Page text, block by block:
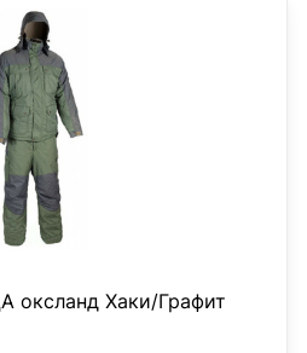
оксланд Хаки/Графит